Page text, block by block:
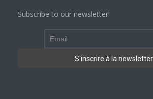
Subscribe to our newsletter!